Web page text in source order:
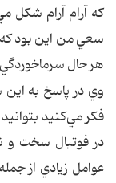
كه آرام آرام شكل
سعي من اين بود كه
هر حال سرماخوردگي
وي در پاسخ به اين
فكر مي‌كنيد
در فوتبال سخت و
عوامل زيادي از